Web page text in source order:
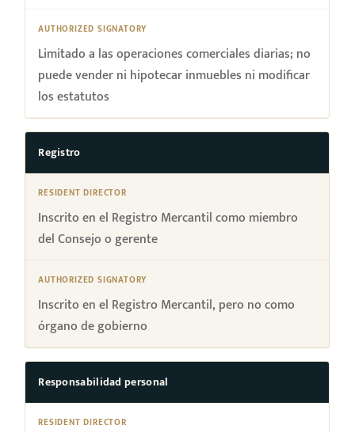
Limitado a las operaciones comerciales diarias; no
puede vender ni hipotecar inmuebles ni modificar
los estatutos
Registro
Inscrito en el Registro Mercantil como miembro
del Consejo o gerente
Inscrito en el Registro Mercantil, pero no como
órgano de gobierno
Responsabilidad personal